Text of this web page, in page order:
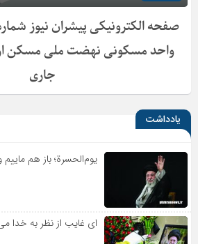
واحد مسکونی نهضت ملی مسکن
جاری
یادداشت
یوم‌الحسرة؛ باز هم
ای غایب از نظر به خدا